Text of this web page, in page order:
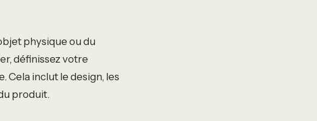
physique ou du
définissez votre
Cela inclut le design, les
produit.